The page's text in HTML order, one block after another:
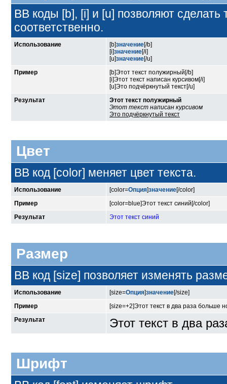
BB коды [b], [i] и [u] позволяют
соответственно.
Использование [b]значение[/b]
[i]значение[/i]
[u]значение[/u]
Пример
[b]Этот текст полужирный[/b]
[i]Этот текст написан курсивом[/i]
[u]Это подчёркнутый текст[/u]
Результат
Этот текст полужирный
Этот текст написан курсивом
Это подчёркнутый текст
Цвет
BB код [color] меняет цвет текста.
Использование [color=Опция]значение[/color]
Пример
[color=blue]Этот текст синий[/color]
Результат
Этот текст синий
Размер
BB код [size] позволяет изменять
Использование [size=Опция]значение[/size]
Пример
[size=+2]Этот текст в два раза больше
Результат
Этот текст в два
Шрифт